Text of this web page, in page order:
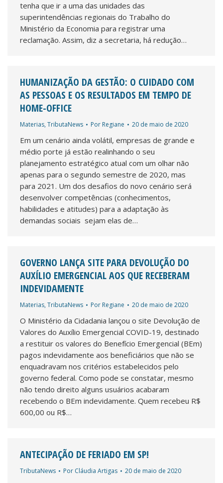
tenha que ir a uma das unidades das
superintendências regionais do Trabalho do
Ministério da Economia para registrar uma
reclamação. Assim, diz a secretaria, há redução…
HUMANIZAÇÃO DA GESTÃO: O CUIDADO COM
AS PESSOAS E OS RESULTADOS EM TEMPO DE
HOME-OFFICE
Materias,TributaNews Por Regiane 20 de maio de 2020
Em um cenário ainda volátil, empresas de grande e
médio porte já estão realinhando o seu
planejamento estratégico atual com um olhar não
apenas para o segundo semestre de 2020, mas
para 2021. Um dos desafios do novo cenário será
desenvolver competências (conhecimentos,
habilidades e atitudes) para a adaptação às
demandas sociais sejam elas de…
GOVERNO LANÇA SITE PARA DEVOLUÇÃO DO
AUXÍLIO EMERGENCIAL AOS QUE RECEBERAM
INDEVIDAMENTE
Materias,TributaNews Por Regiane 20 de maio de 2020
O Ministério da Cidadania lançou o site Devolução de
Valores do Auxílio Emergencial COVID-19, destinado
a restituir os valores do Benefício Emergencial (BEm)
pagos indevidamente aos beneficiários que não se
enquadravam nos critérios estabelecidos pelo
governo federal. Como pode se constatar, mesmo
não tendo direito alguns usuários acabaram
recebendo o BEm indevidamente. Quem recebeu R$
600,00 ou R$…
ANTECIPAÇÃO DE FERIADO EM SP!
TributaNews Por Cláudia Artigas 20 de maio de 2020